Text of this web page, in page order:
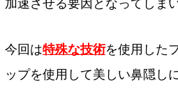
加速させる要因となってしま
今回は特殊な技術を使用した
ップを使用して美しい鼻隠し